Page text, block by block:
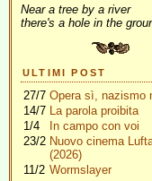
Near a tree by a river
there's a hole in the
ULTIMI POST
27/7 Opera sì, nazismo
14/7 La parola proibita
1/4
In campo con voi
23/2 Nuovo cinema
(2026)
11/2 Wormslayer